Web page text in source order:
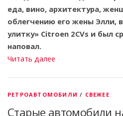
еда, вино, архитектура,
облегчению его жены Элли,
улитку» Citroеn 2CVs и был
наповал.
Читать далее
РЕТРОАВТОМОБИЛИ / СВЕЖЕЕ
Старые автомобили